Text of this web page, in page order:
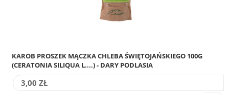
KAROB PROSZEK MĄCZKA CHLEBA ŚWIĘTOJAŃSKIEGO 100G
(CERATONIA SILIQUA L....) - DARY PODLASIA
3,00 ZŁ